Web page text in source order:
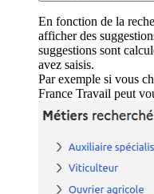
En fonction de la
afficher des
suggestions sont
avez saisis.
Par exemple si vous
France Travail peut